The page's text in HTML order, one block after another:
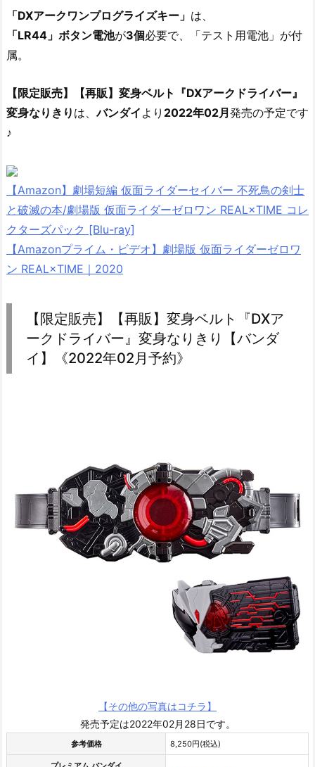
「DXアークワンプログライズキー」 は、
「LR44」ボタン電池が3個必要で、「テスト用電池」が付
属。
【限定販売】【再販】変身ベルト『DXアークドライバー』
変身なりきり は、バンダイ より 2022年02月発売の予定です
♪
【Amazon】劇場短編 仮面ライダーセイバー 不死鳥の剣士
と破滅の本/劇場版 仮面ライダーゼロワン REAL×TIME コレ
クターズパック [Blu-ray]
【Amazonプライム・ビデオ】劇場版 仮面ライダーゼロワ
ン REAL×TIME｜2020
【限定販売】【再販】変身ベルト『DXア
ークドライバー』変身なりきり【バンダ
イ】《2022年02月予約》
【その他の写真はコチラ】
発売予定は2022年02月28日です。
参考価格 8,250円(税込)